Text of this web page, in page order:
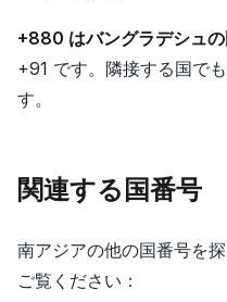
+880 はバングラデシュ
+91 です。隣接する国で
す。
関連する国番号
南アジアの他の国番号を
ご覧ください：